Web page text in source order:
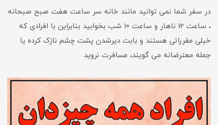
در سفر شما نمی توانید مانند خانه سر ساعت هفت صبح صبحانه
، ساعت 12 ناهار و ساعت 10 شب بخوابید بنابراین با افرادی که
خیلی مقرراتی هستند و بابت دیرشدن پشت چشم نازک کرده یا
جمله معترضانه می گویند، مسافرت نروید